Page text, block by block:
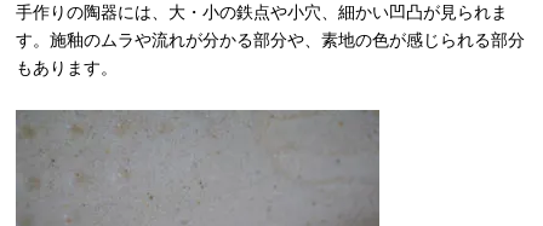
手作りの陶器には、大・小の鉄点や小穴、細かい凹凸が見られま
す。施釉のムラや流れが分かる部分や、素地の色が感じられる部分
もあります。